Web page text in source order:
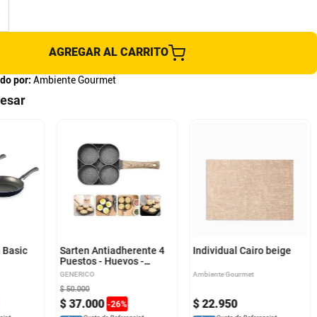
AGREGAR AL CARRITO
por: Ambiente Gourmet
Basic
Sarten Antiadherente 4
Puestos - Huevos -
Arepas - Pancakes
GENERICO
$ 37.000 -26%
$ 50.000
Individual Cairo beige
Ambiente Gourmet
$ 22.950